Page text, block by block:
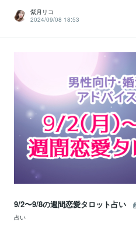
紫月リコ
2024/09/08 18:53
9/2〜9/8の週間恋愛タロット占い
占い